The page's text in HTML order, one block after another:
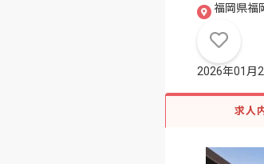
福岡県福
2026年01月
求人